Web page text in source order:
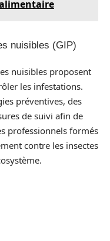
nuisibles (GIP)
nuisibles proposent
les infestations.
préventives, des
de suivi afin de
professionnels formés
contre les insectes